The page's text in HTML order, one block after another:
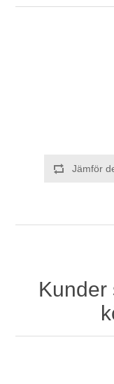
Jämför
Kunder